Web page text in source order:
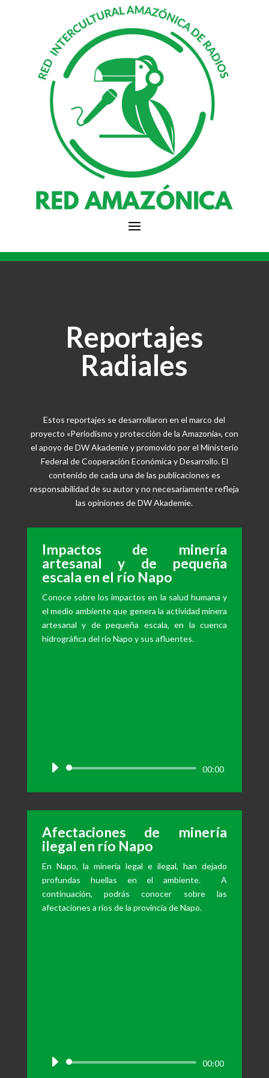
Reportajes
Radiales
Estos reportajes se desarrollaron en el marco del
proyecto «Periodismo y protección de la Amazonía», con
el apoyo de DW Akademie y promovido por el Ministerio
Federal de Cooperación Económica y Desarrollo. El
contenido de cada una de las publicaciones es
responsabilidad de su autor y no necesariamente refleja
las opiniones de DW Akademie.
Impactos de minería
artesanal y de pequeña
escala en el río Napo
Conoce sobre los impactos en la salud humana y
el medio ambiente que genera la actividad minera
artesanal y de pequeña escala, en la cuenca
hidrográfica del río Napo y sus afluentes.
Reproductor
00:00
Afectaciones de minería
ilegal en río Napo
En Napo, la minería legal e ilegal, han dejado
profundas huellas en el ambiente. A
continuación, podrás conocer sobre las
afectaciones a ríos de la provincia de Napo.
Reproductor
00:00